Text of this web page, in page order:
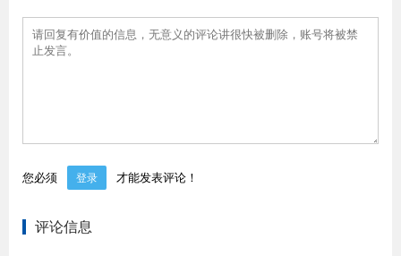
您必须 登录 才能发表评论！
评论信息